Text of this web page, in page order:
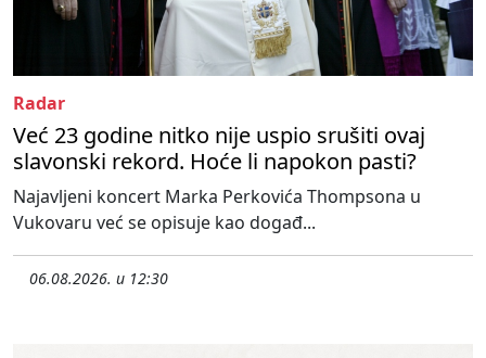
Radar
Već 23 godine nitko nije uspio srušiti ovaj
slavonski rekord. Hoće li napokon pasti?
Najavljeni koncert Marka Perkovića Thompsona u
Vukovaru već se opisuje kao događ...
06.08.2026. u 12:30